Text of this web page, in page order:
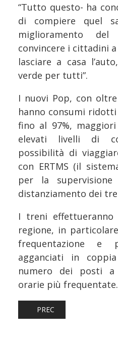
“Tutto questo- ha
di compiere quel
miglioramento
convincere i cittadini
lasciare a casa
verde per tutti”.
I nuovi Pop, con
hanno consumi
fino al 97%,
elevati livelli di
possibilità di
con ERTMS (il
per la
distanziamento dei
I treni
regione, in
frequentazione e
agganciati in
numero dei posti a
orarie più frequentate.
ARTICOLO
PREC